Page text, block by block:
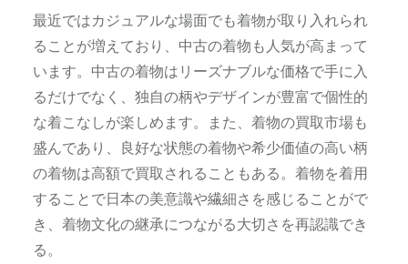
最近ではカジュアルな場面でも着物が取り入れられ
ることが増えており、中古の着物も人気が高まって
います。中古の着物はリーズナブルな価格で手に入
るだけでなく、独自の柄やデザインが豊富で個性的
な着こなしが楽しめます。また、着物の買取市場も
盛んであり、良好な状態の着物や希少価値の高い柄
の着物は高額で買取されることもある。着物を着用
することで日本の美意識や繊細さを感じることがで
き、着物文化の継承につながる大切さを再認識でき
る。